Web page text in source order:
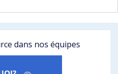
dans nos équipes